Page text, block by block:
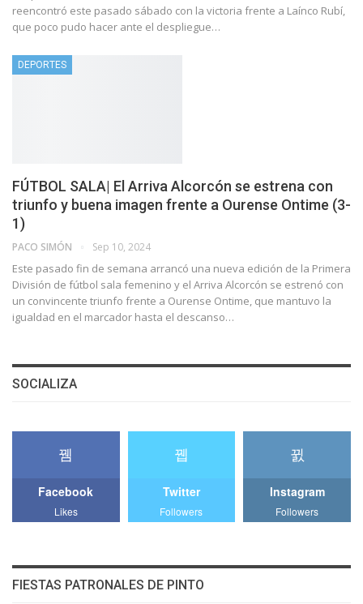
reencontró este pasado sábado con la victoria frente a Laínco Rubí,
que poco pudo hacer ante el despliegue…
DEPORTES
FÚTBOL SALA| El Arriva Alcorcón se estrena con
triunfo y buena imagen frente a Ourense Ontime (3-
1)
PACO SIMÓN Sep 10, 2024
Este pasado fin de semana arrancó una nueva edición de la Primera
División de fútbol sala femenino y el Arriva Alcorcón se estrenó con
un convincente triunfo frente a Ourense Ontime, que mantuvo la
igualdad en el marcador hasta el descanso…
SOCIALIZA
Facebook
Likes
Twitter
Followers
Instagram
Followers
FIESTAS PATRONALES DE PINTO